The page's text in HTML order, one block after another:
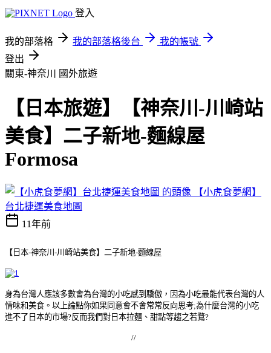
登入
我的部落格 我的部落格後台
我的帳號
登出
關東-神奈川
國外旅遊
【日本旅遊】【神奈川-川崎站
美食】二子新地-麵線屋
Formosa
【小虎食夢網】
台北捷運美食地圖
11年前
【日本-神奈川-川崎站美食】二子新地-麵線屋
身為台灣人應該多數會為台灣的小吃感到驕傲，因為小吃最能代表台灣的人
情味和美食。以上論點你如果同意會不會常常反向思考;為什麼台灣的小吃
進不了日本的市場?反而我們對日本拉麵、甜點等趨之若鶩?
//